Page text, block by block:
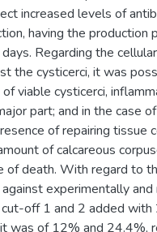
increased levels of
having the production
Regarding the
the cysticerci, it was
viable cysticerci,
part; and in the case
of repairing tissue
of calcareous
of death. With regard to
experimentally and
cut-off 1 and 2 added
was of 12% and 24.4%,